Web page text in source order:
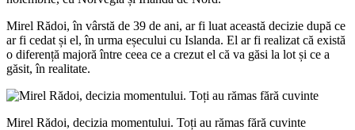
Mirel Rădoi, în vârstă de 39 de ani, ar fi luat această decizie după ce
ar fi cedat și el, în urma eșecului cu Islanda. El ar fi realizat că există
o diferență majoră între ceea ce a crezut el că va găsi la lot și ce a
găsit, în realitate.
Mirel Rădoi, decizia momentului. Toți au rămas fără cuvinte